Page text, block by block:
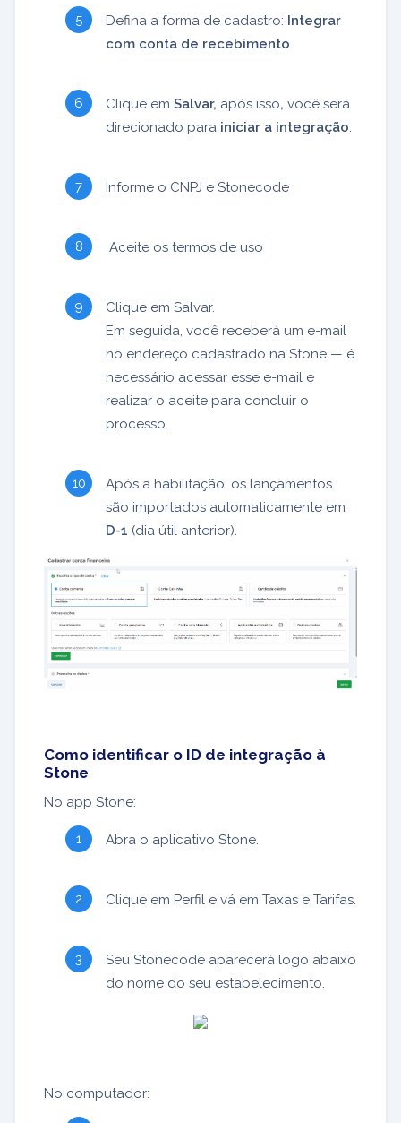
Defina a forma de cadastro: Integrar
com conta de recebimento
Clique em Salvar, após isso, você será
direcionado para iniciar a integração.
Informe o CNPJ e Stonecode
Aceite os termos de uso
Clique em Salvar.
Em seguida, você receberá um e-mail
no endereço cadastrado na Stone — é
necessário acessar esse e-mail e
realizar o aceite para concluir o
processo.
Após a habilitação, os lançamentos
são importados automaticamente em
D-1 (dia útil anterior).
Como identificar o ID de integração à
Stone
No app Stone:
Abra o aplicativo Stone.
Clique em Perfil e vá em Taxas e Tarifas.
Seu Stonecode aparecerá logo abaixo
do nome do seu estabelecimento.
No computador: